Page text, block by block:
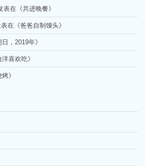
表在《共进晚餐》
在《爸爸自制馒头》
日，2019年》
洋喜欢吃》
烤》